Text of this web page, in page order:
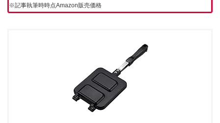
※記事執筆時時点Amazon販売価格